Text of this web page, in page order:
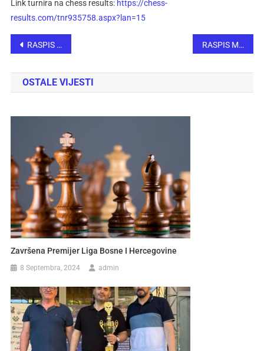
Link turnira na chess results: https://chess-
results.com/tnr935758.aspx?lan=15
RASPIS MEMORIJALNOG ŠAHOVSKOG TURNIRA „SJEĆANJE NA GRADONAČELNIKA HUSEJINA SMAJLOVIĆA“ RASPIS MEĐUNARODNI ŠAHOVSKI TURNIR „NOVOGRADSKI DANI 2024.“
OSTALE VIJESTI
Završena Premijer Liga Bosne I Hercegovine
8 Septembra, 2024 admin